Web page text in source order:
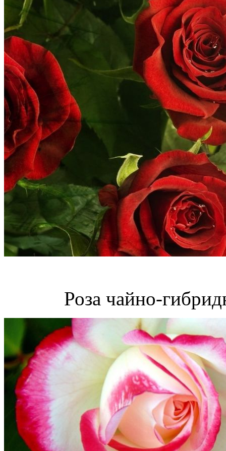
Роза чайно-